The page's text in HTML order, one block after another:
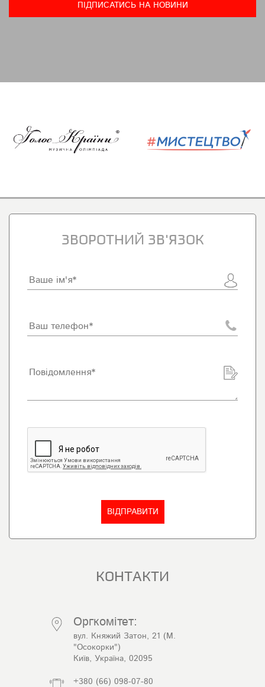
ЗВОРОТНИЙ ЗВ'ЯЗОК
КОНТАКТИ
Оргкомітет:
вул. Княжий Затон, 21 (М.
"Осокорки")
Київ, Україна, 02095
+380 (66) 098-07-80